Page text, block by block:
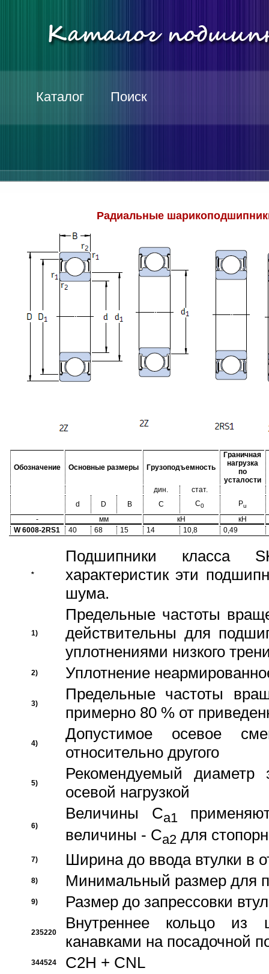
Каталог Поиск
Радиальные
Обозначение Основные размеры Грузоподъемность
Граничная
нагрузка
по
усталости
дин.
стат.
d
D B C C0 Pu
- мм кН
кН
W 6008-2RS1
40 68 15 14 10,8 0,49
*
Подшипники класса
характеристик эти
шума.
1)
Предельные частоты
действительны для
уплотнениями низкого
2) Уплотнение
3)
Предельные частоты
примерно 80 % от
4)
Допустимое осевое
относительно другого
5)
Рекомендуемый диаметр
осевой нагрузкой
6)
Величины Ca1
величины - Ca2 для
7) Ширина до ввода втулки в
8) Минимальный размер для
9) Размер до запрессовки
235220
Внутреннее кольцо из
канавками на посадочной
344524 C2H + CNL